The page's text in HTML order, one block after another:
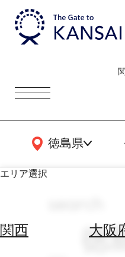
徳島県
関西広域MAP
エリア選択
関西 大阪
徳